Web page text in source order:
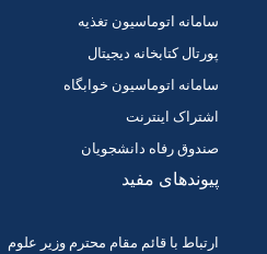
سامانه اتوماسیون تغذیه
پورتال کتابخانه دیجیتال
سامانه اتوماسیون خوابگاه
اشتراک اینترنت
صندوق رفاه دانشجویان
پیوندهای مفید
ارتباط با قائم مقام محترم وزیر علوم